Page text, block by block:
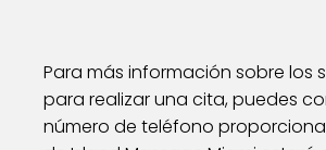
Para más información sobre los
para realizar una cita, puedes
número de teléfono